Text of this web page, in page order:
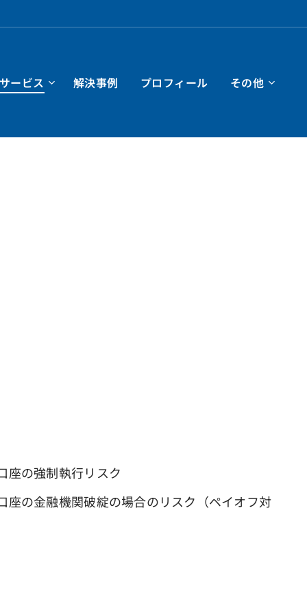
ービス 解決事例 プロフィール その他
座の強制執行リスク
座の金融機関破綻の場合のリスク（ペイオフ対